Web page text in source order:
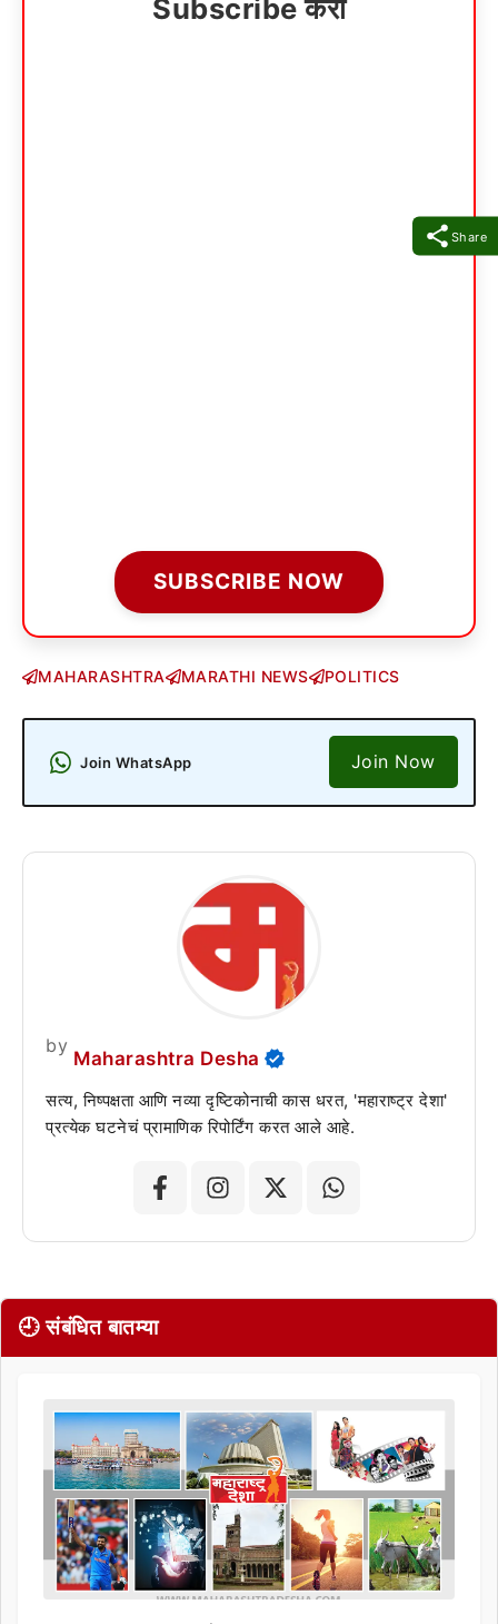
Share
Subscribe करा
SUBSCRIBE NOW
MAHARASHTRA MARATHI NEWS POLITICS
Join WhatsApp Join Now
by
Maharashtra Desha
सत्य, निष्पक्षता आणि नव्या दृष्टिकोनाची कास धरत, 'महाराष्ट्र देशा'
प्रत्येक घटनेचं प्रामाणिक रिपोर्टिंग करत आले आहे.
🕘 संबंधित बातम्या